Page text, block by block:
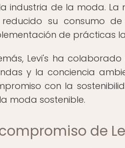
industria de la moda.
su consumo
de prácticas
Levi's ha
y la conciencia
con la
moda sostenible.
de